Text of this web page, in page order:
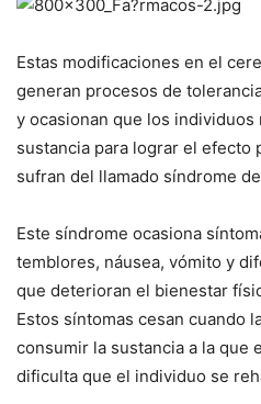
Estas modificaciones en el
generan procesos de
y ocasionan que los individuos
sustancia para lograr el efecto
sufran del llamado síndrome
Este síndrome ocasiona
temblores, náusea, vómito y
que deterioran el bienestar
Estos síntomas cesan cuando
consumir la sustancia a la que
dificulta que el individuo se